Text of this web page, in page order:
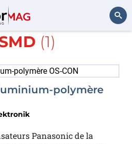
la balise
TME
(1)
polymère
Panasonic de la